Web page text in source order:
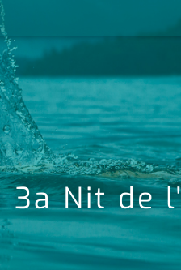
3a Nit de